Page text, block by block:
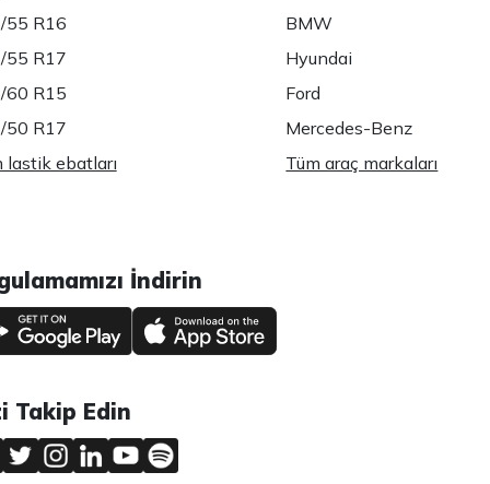
55 R16
55 R17
60 R15
50 R17
lastik ebatları
BMW
Hyundai
Ford
Mercedes-Benz
Tüm araç markaları
İndirin
Takip Edin